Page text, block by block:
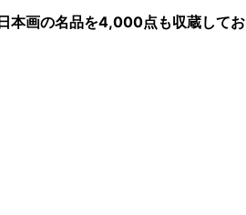
本画の名品を4,000点も収蔵してお